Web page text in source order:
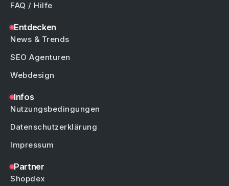
FAQ / Hilfe
Entdecken
News & Trends
SEO Agenturen
Webdesign
Infos
Nutzungsbedingungen
Datenschutzerklärung
Impressum
Partner
Shopdex